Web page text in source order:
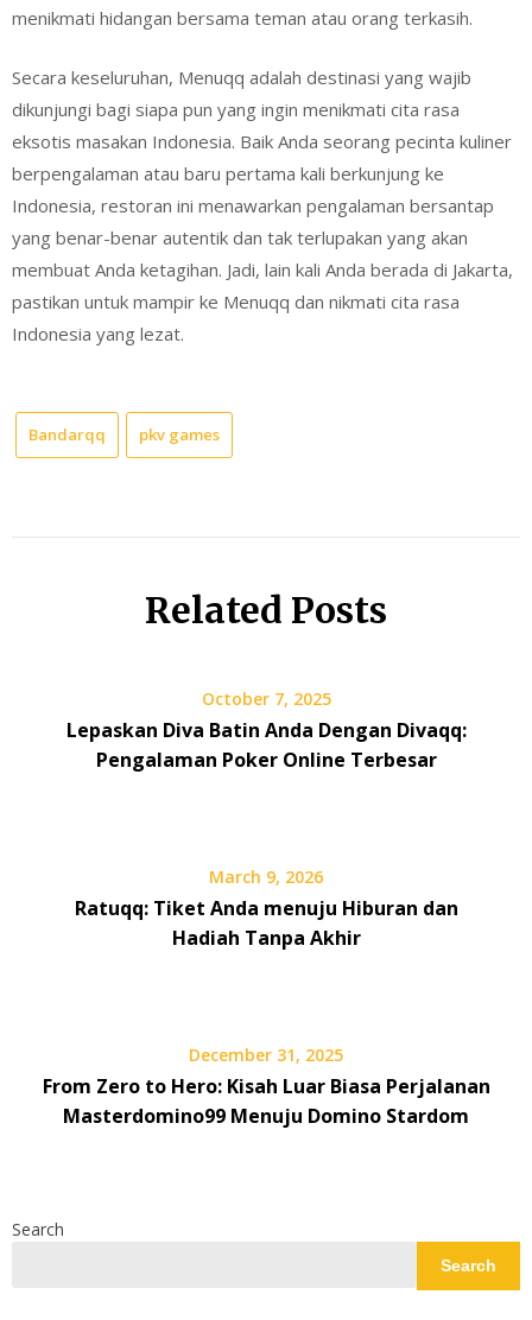
menikmati hidangan bersama teman atau orang terkasih.
Secara keseluruhan, Menuqq adalah destinasi yang wajib
dikunjungi bagi siapa pun yang ingin menikmati cita rasa
eksotis masakan Indonesia. Baik Anda seorang pecinta kuliner
berpengalaman atau baru pertama kali berkunjung ke
Indonesia, restoran ini menawarkan pengalaman bersantap
yang benar-benar autentik dan tak terlupakan yang akan
membuat Anda ketagihan. Jadi, lain kali Anda berada di Jakarta,
pastikan untuk mampir ke Menuqq dan nikmati cita rasa
Indonesia yang lezat.
Bandarqq pkv games
Related Posts
October 7, 2025
Lepaskan Diva Batin Anda Dengan Divaqq:
Pengalaman Poker Online Terbesar
March 9, 2026
Ratuqq: Tiket Anda menuju Hiburan dan
Hadiah Tanpa Akhir
December 31, 2025
From Zero to Hero: Kisah Luar Biasa Perjalanan
Masterdomino99 Menuju Domino Stardom
Search
Search